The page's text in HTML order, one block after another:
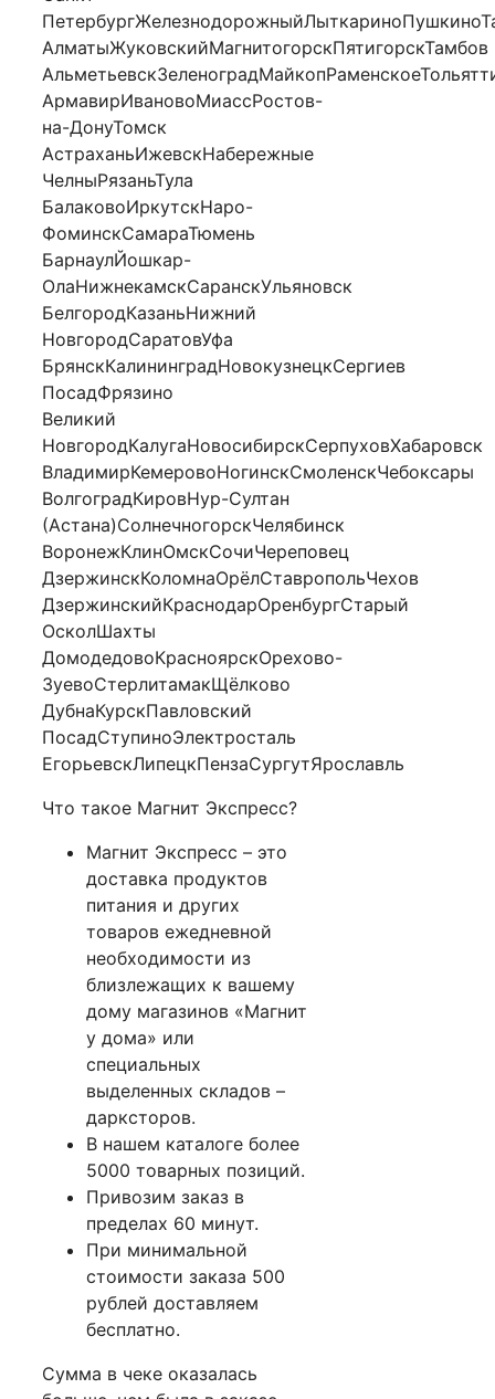
АлматыЖуковскийМагнитогорскПятигорскТамбов
АрмавирИвановоМиассРостов-
на-ДонуТомск
АстраханьИжевскНабережные
ЧелныРязаньТула
БалаковоИркутскНаро-
ФоминскСамараТюмень
БарнаулЙошкар-
ОлаНижнекамскСаранскУльяновск
БелгородКазаньНижний
НовгородСаратовУфа
БрянскКалининградНовокузнецкСергиев
ПосадФрязино
Великий
НовгородКалугаНовосибирскСерпуховХабаровск
ВладимирКемеровоНогинскСмоленскЧебоксары
ВолгоградКировНур-Султан
(Астана)СолнечногорскЧелябинск
ВоронежКлинОмскСочиЧереповец
ДзержинскКоломнаОрёлСтавропольЧехов
ДзержинскийКраснодарОренбургСтарый
ОсколШахты
ДомодедовоКрасноярскОрехово-
ЗуевоСтерлитамакЩёлково
ДубнаКурскПавловский
ПосадСтупиноЭлектросталь
ЕгорьевскЛипецкПензаСургутЯрославль
Что такое Магнит Экспресс?
Магнит Экспресс – это
доставка продуктов
питания и других
товаров ежедневной
необходимости из
близлежащих к вашему
дому магазинов «Магнит
у дома» или
специальных
выделенных складов –
дарксторов.
В нашем каталоге более
5000 товарных позиций.
Привозим заказ в
пределах 60 минут.
При минимальной
стоимости заказа 500
рублей доставляем
бесплатно.
Сумма в чеке оказалась